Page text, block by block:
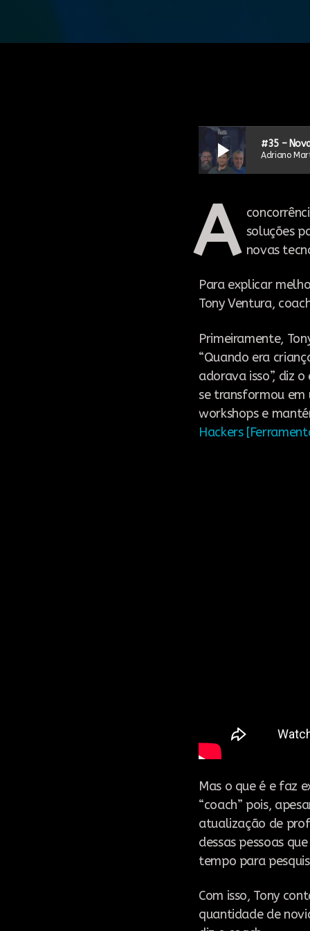
play_arrow #35 –
Adriano
A soluções
novas
Para explicar
Tony Ventura,
Primeiramente,
“Quando era
adorava isso”, diz
se transformou em
workshops e
Hackers
Mas o que é e faz
“coach” pois,
atualização de
dessas pessoas
tempo para
Com isso, Tony
quantidade de